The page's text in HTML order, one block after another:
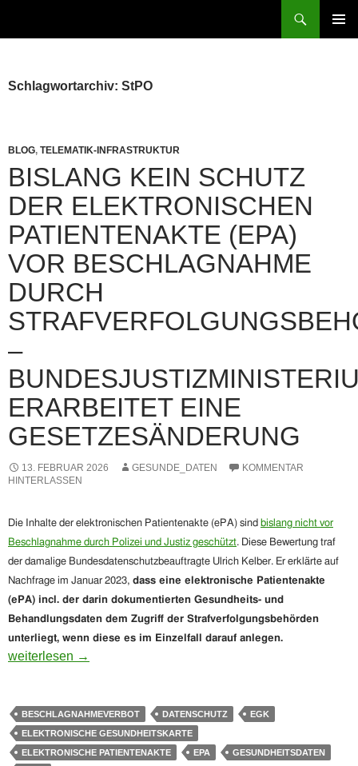
Schlagwortarchiv: StPO
BLOG, TELEMATIK-INFRASTRUKTUR
BISLANG KEIN SCHUTZ
DER ELEKTRONISCHEN
PATIENTENAKTE (EPA)
VOR BESCHLAGNAHME
DURCH
–
ERARBEITET EINE
GESETZESÄNDERUNG
13. FEBRUAR 2026 GESUNDE_DATEN
KOMMENTAR
HINTERLASSEN
Die Inhalte der elektronischen Patientenakte (ePA) sind bislang nicht vor
Beschlagnahme durch Polizei und Justiz geschützt. Diese Bewertung traf
der damalige Bundesdatenschutzbeauftragte Ulrich Kelber. Er erklärte auf
Nachfrage im Januar 2023, dass eine elektronische Patientenakte
(ePA) incl. der darin dokumentierten Gesundheits- und
Behandlungsdaten dem Zugriff der Strafverfolgungsbehörden
unterliegt, wenn diese es im Einzelfall darauf anlegen.
Bislang kein Schutz der elektronischen Patientenakte (ePA)
weiterlesen →
BESCHLAGNAHMEVERBOT DATENSCHUTZ
EGK
ELEKTRONISCHE GESUNDHEITSKARTE
ELEKTRONISCHE PATIENTENAKTE
EPA
GESUNDHEITSDATEN